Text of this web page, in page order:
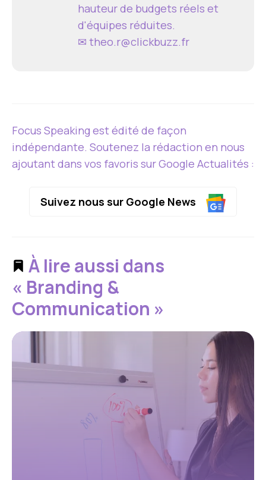
hauteur de budgets réels et
d'équipes réduites.
✉ theo.r@clickbuzz.fr
Focus Speaking est édité de façon
indépendante. Soutenez la rédaction en nous
ajoutant dans vos favoris sur Google Actualités :
Suivez nous sur Google News
À lire aussi dans
« Branding &
Communication »